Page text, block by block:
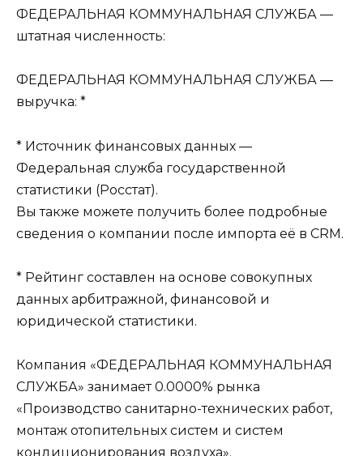
ФЕДЕРАЛЬНАЯ КОММУНАЛЬНАЯ СЛУЖБА —
штатная численность:
ФЕДЕРАЛЬНАЯ КОММУНАЛЬНАЯ СЛУЖБА —
выручка: *
* Источник финансовых данных —
Федеральная служба государственной
статистики (Росстат).
Вы также можете получить более подробные
сведения о компании после импорта её в CRM.
* Рейтинг составлен на основе совокупных
данных арбитражной, финансовой и
юридической статистики.
Компания «ФЕДЕРАЛЬНАЯ КОММУНАЛЬНАЯ
СЛУЖБА» занимает 0.0000% рынка
«Производство санитарно-технических работ,
монтаж отопительных систем и систем
кондиционирования воздуха».